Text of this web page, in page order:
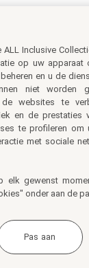
ALL Inclusive
op uw apparaat
en u de
niet worden
de websites te
en de prestaties
te profileren om
met sociale
elk gewenst
onder aan de
Pas aan